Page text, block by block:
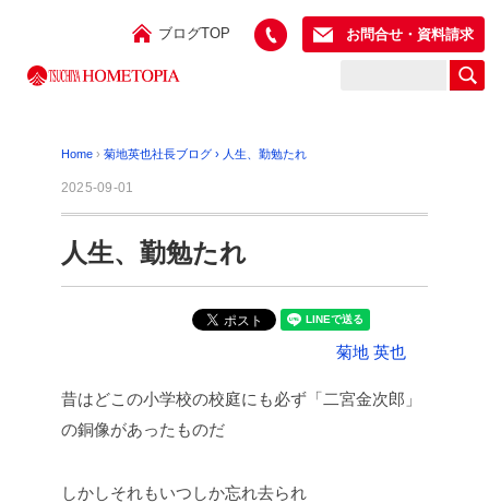
ブログTOP お問合せ・資料請求
Home › 菊地英也社長ブログ › 人生、勤勉たれ
2025-09-01
人生、勤勉たれ
菊地 英也
昔はどこの小学校の校庭にも必ず「二宮金次郎」
の銅像があったものだ
しかしそれもいつしか忘れ去られ